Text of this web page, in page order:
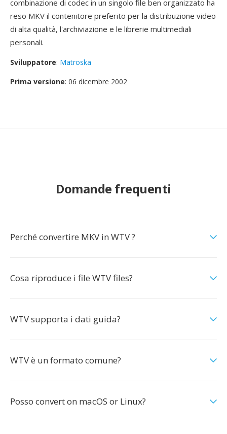
combinazione di codec in un singolo file ben organizzato ha
reso MKV il contenitore preferito per la distribuzione video
di alta qualità, l'archiviazione e le librerie multimediali
personali.
Sviluppatore: Matroska
Prima versione: 06 dicembre 2002
Domande frequenti
Perché convertire MKV in WTV ?
Cosa riproduce i file WTV files?
WTV supporta i dati guida?
WTV è un formato comune?
Posso convert on macOS or Linux?